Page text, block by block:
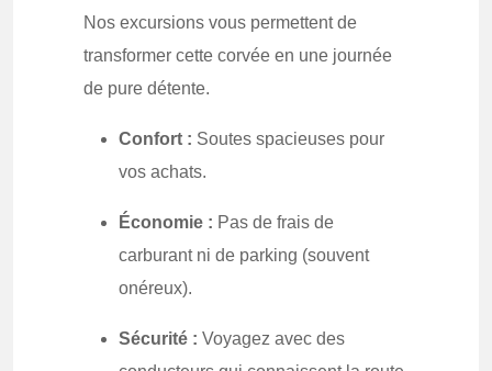
Nos excursions vous permettent de
transformer cette corvée en une journée
de pure détente.
Confort : Soutes spacieuses pour
vos achats.
Économie : Pas de frais de
carburant ni de parking (souvent
onéreux).
Sécurité : Voyagez avec des